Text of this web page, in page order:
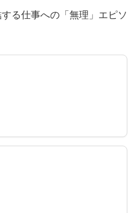
る仕事への「無理」エピソ